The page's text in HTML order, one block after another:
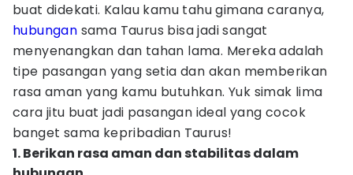
buat didekati. Kalau kamu tahu gimana caranya,
hubungan sama Taurus bisa jadi sangat
menyenangkan dan tahan lama. Mereka adalah
tipe pasangan yang setia dan akan memberikan
rasa aman yang kamu butuhkan. Yuk simak lima
cara jitu buat jadi pasangan ideal yang cocok
banget sama kepribadian Taurus!
1. Berikan rasa aman dan stabilitas dalam